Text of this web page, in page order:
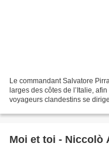
Le commandant Salvatore
larges des côtes de l’Italie,
voyageurs clandestins se
Moi et toi - Niccolò